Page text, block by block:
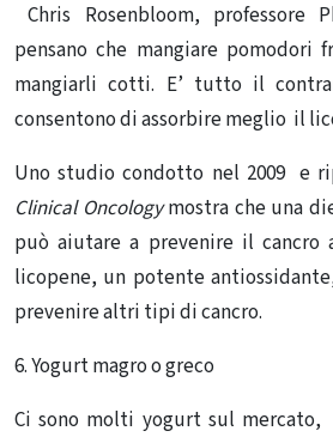
Chris Rosenbloom, professore
pensano che mangiare pomodori
mangiarli cotti. E’ tutto il
consentono di assorbire meglio il
Uno studio condotto nel 2009 e
Clinical Oncologymostra che una
può aiutare a prevenire il cancro
licopene, un potente
prevenire altri tipi di cancro.
6. Yogurt magro o greco
Ci sono molti yogurt sul